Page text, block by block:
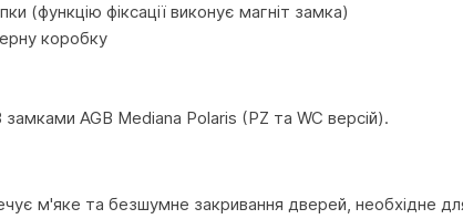
(функцію фіксації виконує магніт замка)
коробку
замками AGB Mediana Polaris (PZ та WC версій).
м'яке та безшумне закривання дверей, необхідне